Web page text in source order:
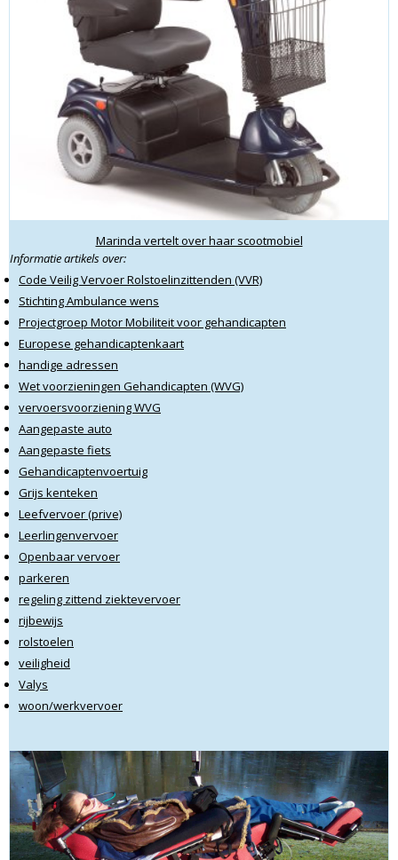
Marinda vertelt over haar scootmobiel
Informatie artikels over:
Code Veilig Vervoer Rolstoelinzittenden (VVR)
Stichting Ambulance wens
Projectgroep Motor Mobiliteit voor gehandicapten
Europese gehandicaptenkaart
handige adressen
Wet voorzieningen Gehandicapten (WVG)
vervoersvoorziening WVG
Aangepaste auto
Aangepaste fiets
Gehandicaptenvoertuig
Grijs kenteken
Leefvervoer (prive)
Leerlingenvervoer
Openbaar vervoer
parkeren
regeling zittend ziektevervoer
rijbewijs
rolstoelen
veiligheid
Valys
woon/werkvervoer